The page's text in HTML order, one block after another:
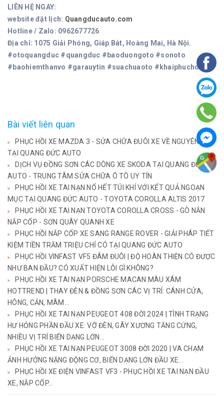
LIÊN HỆ NGAY:
website đặt lịch: Quangducauto.com
Hotline / Zalo: 0962677726
Địa chỉ: 1075 Giải Phóng, Giáp Bát, Hoàng Mai, Hà Nội.
#otoquangduc #quangduc #baoduongoto #sonoto
#baohiemthanvo #garauytin #suachuaoto #khaiphuchoi
Bài viết liên quan
PHỤC HỒI XE MAZDA 3 - SỬA CHỮA ĐUÔI XE VỀ NGUYÊN BẢN
TẠI QUANG ĐỨC AUTO
DỊCH VỤ ĐỒNG SƠN CÁC DÒNG XE SKODA TẠI QUANG ĐỨC
AUTO - TRUNG TÂM SỬA CHỮA Ô TÔ UY TÍN
PHỤC HỒI XE TAI NẠN NỔ HẾT TÚI KHÍ VỚI KẾT QUẢ NGOẠN
MỤC TẠI QUANG ĐỨC AUTO - TOYOTA COROLLA ALTIS 2017
PHỤC HỒI XE TAI NẠN TOYOTA COROLLA CROSS - GÒ NẮN
NẮP CỐP - SƠN QUÂY QUANH XE
PHỤC HỒI NẮP CỐP XE SANG RANGE ROVER - GIẢI PHÁP TIẾT
KIỆM TIỀN TRĂM TRIỆU CHỈ CÓ TẠI QUANG ĐỨC AUTO
PHỤC HỒI VINFAST VF5 ĐÂM ĐUÔI | ĐỘ HOÀN THIỆN CÓ ĐƯỢC
NHƯ BAN ĐẦU? CÓ XUẤT HIỆN LỖI GÌ KHÔNG?
PHỤC HỒI XE TAI NẠN PORSCHE MACAN MÀU XÁM
HOTTREND | THAY ĐÈN & ĐỒNG SƠN CÁC VỊ TRÍ: CÁNH CỬA,
HÔNG, CẢN, MÂM...
PHỤC HỒI XE TAI NẠN PEUGEOT 408 ĐỜI 2024 | TÌNH TRẠNG
HƯ HỎNG PHẦN ĐẦU XE: VỠ ĐÈN, GÃY XƯƠNG TĂNG CỨNG,
NHIỀU VỊ TRÍ BIẾN DẠNG LỚN...
PHỤC HỒI XE TAI NẠN PEUGEOT 3008 ĐỜI 2020 | VA CHẠM
ẢNH HƯỞNG NẶNG ĐỘNG CƠ, BIẾN DẠNG LỚN ĐẦU XE...
PHỤC HỒI XE ĐIỆN VINFAST VF3 - PHỤC HỒI XE TAI NẠN ĐẦU
XE, NẮP CỐP...